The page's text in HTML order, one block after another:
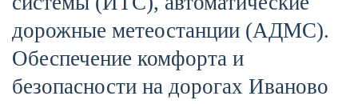
дорожные метеостанции (АДМС).
Обеспечение комфорта и
безопасности на дорогах Иваново